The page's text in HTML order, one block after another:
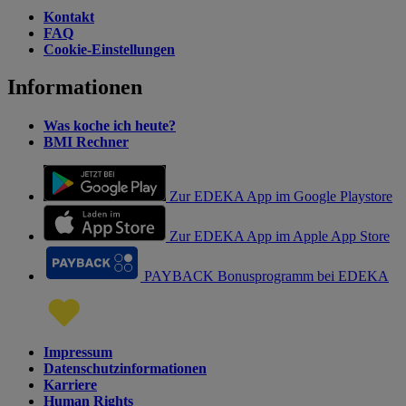
Kontakt
FAQ
Cookie-Einstellungen
Informationen
Was koche ich heute?
BMI Rechner
Zur EDEKA App im Google Playstore
Zur EDEKA App im Apple App Store
PAYBACK Bonusprogramm bei EDEKA
Impressum
Datenschutzinformationen
Karriere
Human Rights